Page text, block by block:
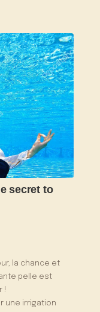
la chance et
pelle est
!
une irrigation